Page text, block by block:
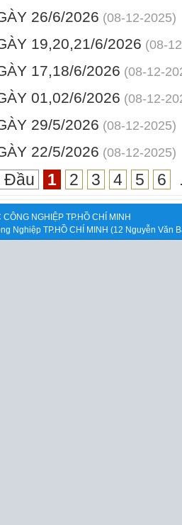
26/6/2026 (08-12-2025)
19,20,21/6/2026 (08-
17,18/6/2026 (08-12-
01,02/6/2026 (08-12-
29/5/2026 (08-12-2025)
22/5/2026 (08-12-2025)
Đầu 1 2 3 4 5 6
NGHIỆP TP.HỒ CHÍ MINH
Nghiệp TP.HỒ CHÍ MINH (12 Nguyễn Văn